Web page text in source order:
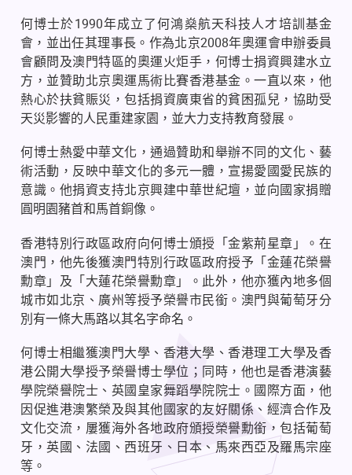
何博士於1990年成立了何鴻燊航天科技人才培訓基金
會，並出任其理事長。作為北京2008年奧運會申辦委員
會顧問及澳門特區的奧運火炬手，何博士捐資興建水立
方，並贊助北京奧運馬術比賽香港基金。一直以來，他
熱心於扶貧賑災，包括捐資廣東省的貧困孤兒，協助受
天災影響的人民重建家園，並大力支持教育發展。
何博士熱愛中華文化，通過贊助和舉辦不同的文化、藝
術活動，反映中華文化的多元一體，宣揚愛國愛民族的
意識。他捐資支持北京興建中華世紀壇，並向國家捐贈
圓明園豬首和馬首銅像。
香港特別行政區政府向何博士頒授「金紫荊星章」。在
澳門，他先後獲澳門特別行政區政府授予「金蓮花榮譽
勳章」及「大蓮花榮譽勳章」。此外，他亦獲內地多個
城市如北京、廣州等授予榮譽市民銜。澳門與葡萄牙分
別有一條大馬路以其名字命名。
何博士相繼獲澳門大學、香港大學、香港理工大學及香
港公開大學授予榮譽博士學位；同時，他也是香港演藝
學院榮譽院士、英國皇家舞蹈學院院士。國際方面，他
因促進港澳繁榮及與其他國家的友好關係、經濟合作及
文化交流，屢獲海外各地政府頒授榮譽勳銜，包括葡萄
牙，英國、法國、西班牙、日本、馬來西亞及羅馬宗座
等。